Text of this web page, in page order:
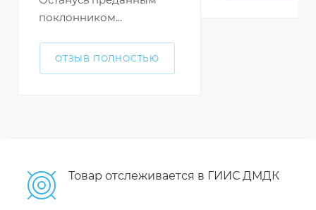
поклонником...
ОТЗЫВ ПОЛНОСТЬЮ
Товар отслеживается в ГИИС ДМДК